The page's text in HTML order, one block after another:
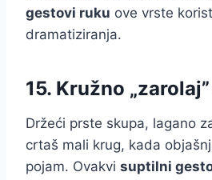
gestovi ruku ove vrste
dramatiziranja.
15. Kružno
Držeći prste skupa, lagano
crtaš mali krug, kada
pojam. Ovakvi suptilni